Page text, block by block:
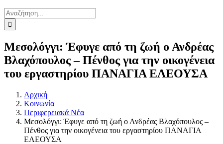
Αναζήτηση
για:
Μεσολόγγι: Έφυγε από τη ζωή ο Ανδρέας
Βλαχόπουλος – Πένθος για την οικογένεια
του εργαστηρίου ΠΑΝΑΓΙΑ ΕΛΕΟΥΣΑ
Αρχική
Κοινωνία
Περιφερειακά Νέα
Μεσολόγγι: Έφυγε από τη ζωή ο Ανδρέας Βλαχόπουλος –
Πένθος για την οικογένεια του εργαστηρίου ΠΑΝΑΓΙΑ
ΕΛΕΟΥΣΑ